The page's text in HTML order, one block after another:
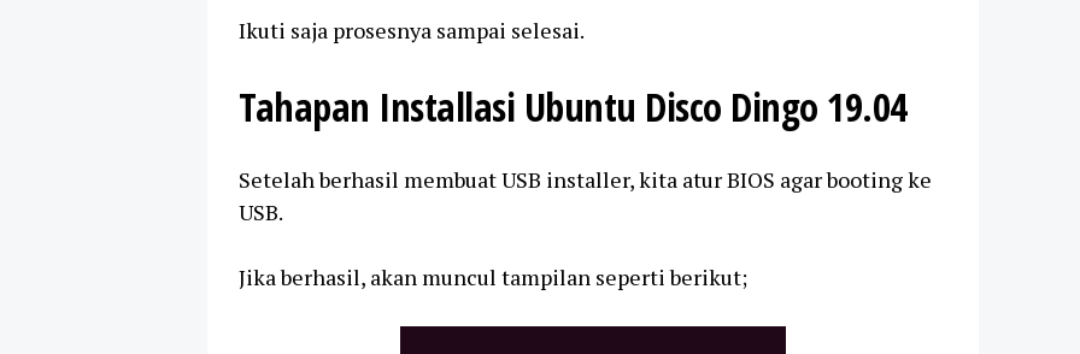
Ikuti saja prosesnya sampai selesai.
Tahapan Installasi Ubuntu Disco Dingo 19.04
Setelah berhasil membuat USB installer, kita atur BIOS agar booting ke
USB.
Jika berhasil, akan muncul tampilan seperti berikut;